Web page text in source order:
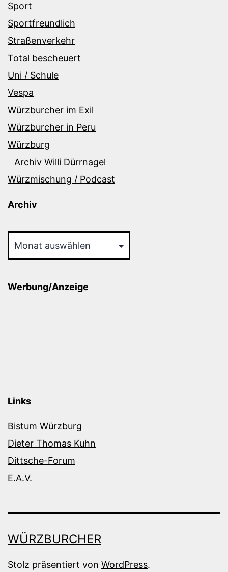
Sport
Sportfreundlich
Straßenverkehr
Total bescheuert
Uni / Schule
Vespa
Würzburcher im Exil
Würzburcher in Peru
Würzburg
Archiv Willi Dürrnagel
Würzmischung / Podcast
Archiv
Werbung/Anzeige
Links
Bistum Würzburg
Dieter Thomas Kuhn
Dittsche-Forum
E.A.V.
WÜRZBURCHER
Stolz präsentiert von WordPress.